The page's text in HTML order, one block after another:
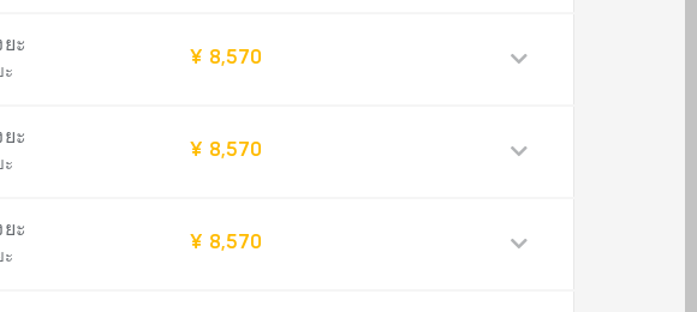
ะ
ะ
¥ 8,570
ะ
ะ
¥ 8,570
ะ
ะ
¥ 8,570